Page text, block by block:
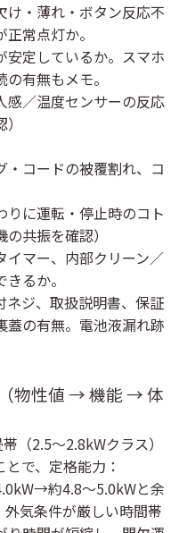
け・薄れ・ボタン反応不
常点灯か。
安定しているか。スマホ
有無もメモ。
感／温度センサーの反応
・コードの被覆割れ、コ
りに運転・停止時のコト
の共振を確認）
イマー、内部クリーン／
るか。
ネジ、取扱説明書、保証
蓋の有無。電池液漏れ跡
物性値 → 機能 → 体
（2.5〜2.8kWクラス）
で、 定格能力：
約4.8〜5.0kWと余
気条件が厳しい時間帯